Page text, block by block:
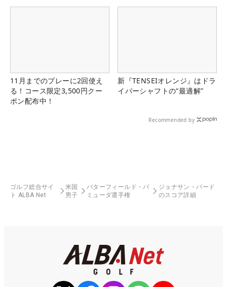
11月までのプレーに2回使え
る！コース限定3,500円クー
ポン配布中！
新『TENSEIオレンジ』はドラ
イバーシャフトの“最適解”
Recommended by
ゴルフ総合サイ
ト ALBA Net
米国
男子
バターフィールド・バ
ミューダ選手権
ジョナサン・バード
のスコア詳細